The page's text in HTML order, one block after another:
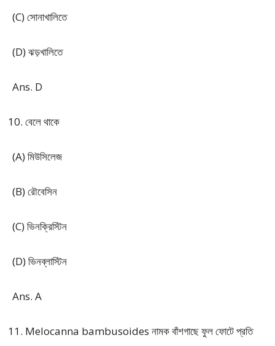
(C) সোনাখালিতে
(D) ঝড়খালিতে
Ans. D
বেলে থাকে
(A) মিউসিলেজ
(B) রৌবেসিন
(C) ভিনক্রিস্টিন
(D) ভিনব্লাস্টিন
Ans. A
Melocanna bambusoides নামক বাঁশগাছে ফুল ফোটে প্রতি